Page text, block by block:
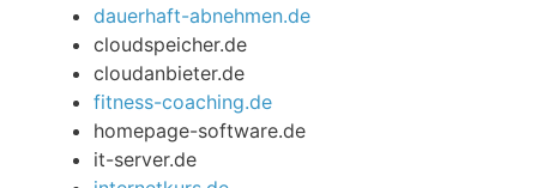
dauerhaft-abnehmen.de
cloudspeicher.de
cloudanbieter.de
fitness-coaching.de
homepage-software.de
it-server.de